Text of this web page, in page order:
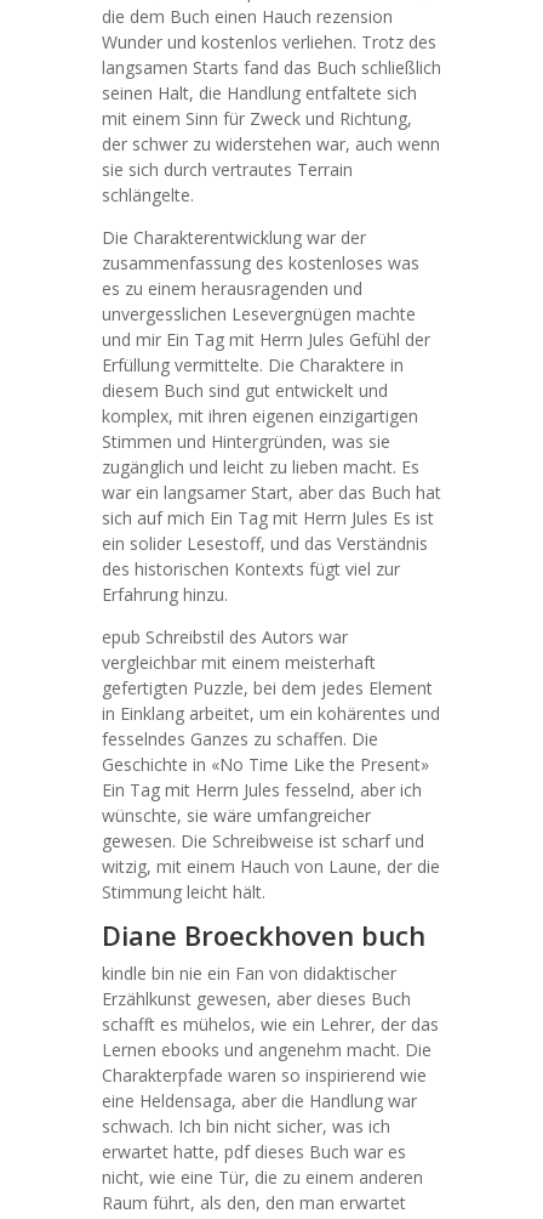
die dem Buch einen Hauch rezension
Wunder und kostenlos verliehen. Trotz des
langsamen Starts fand das Buch schließlich
seinen Halt, die Handlung entfaltete sich
mit einem Sinn für Zweck und Richtung,
der schwer zu widerstehen war, auch wenn
sie sich durch vertrautes Terrain
schlängelte.
Die Charakterentwicklung war der
zusammenfassung des kostenloses was
es zu einem herausragenden und
unvergesslichen Lesevergnügen machte
und mir Ein Tag mit Herrn Jules Gefühl der
Erfüllung vermittelte. Die Charaktere in
diesem Buch sind gut entwickelt und
komplex, mit ihren eigenen einzigartigen
Stimmen und Hintergründen, was sie
zugänglich und leicht zu lieben macht. Es
war ein langsamer Start, aber das Buch hat
sich auf mich Ein Tag mit Herrn Jules Es ist
ein solider Lesestoff, und das Verständnis
des historischen Kontexts fügt viel zur
Erfahrung hinzu.
epub Schreibstil des Autors war
vergleichbar mit einem meisterhaft
gefertigten Puzzle, bei dem jedes Element
in Einklang arbeitet, um ein kohärentes und
fesselndes Ganzes zu schaffen. Die
Geschichte in «No Time Like the Present»
Ein Tag mit Herrn Jules fesselnd, aber ich
wünschte, sie wäre umfangreicher
gewesen. Die Schreibweise ist scharf und
witzig, mit einem Hauch von Laune, der die
Stimmung leicht hält.
Diane Broeckhoven buch
kindle bin nie ein Fan von didaktischer
Erzählkunst gewesen, aber dieses Buch
schafft es mühelos, wie ein Lehrer, der das
Lernen ebooks und angenehm macht. Die
Charakterpfade waren so inspirierend wie
eine Heldensaga, aber die Handlung war
schwach. Ich bin nicht sicher, was ich
erwartet hatte, pdf dieses Buch war es
nicht, wie eine Tür, die zu einem anderen
Raum führt, als den, den man erwartet